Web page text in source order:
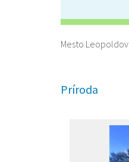
Mesto Leopoldov
Príroda